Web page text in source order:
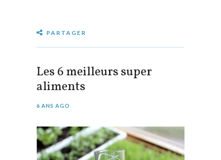
PARTAGER
Les 6 meilleurs super
aliments
6 ANS AGO